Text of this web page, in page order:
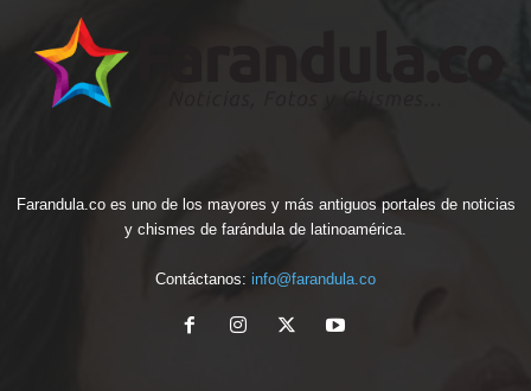
Farandula.co es uno de los mayores y más antiguos portales de noticias
y chismes de farándula de latinoamérica.
Contáctanos: info@farandula.co